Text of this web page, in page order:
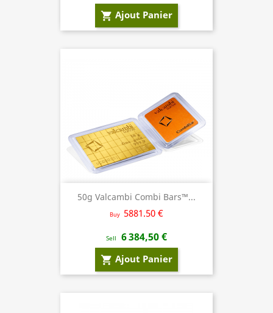
shopping_cart Ajout Panier
50g Valcambi Combi Bars™...
Buy 5881.50 €
Sell 6 384,50 €
shopping_cart Ajout Panier